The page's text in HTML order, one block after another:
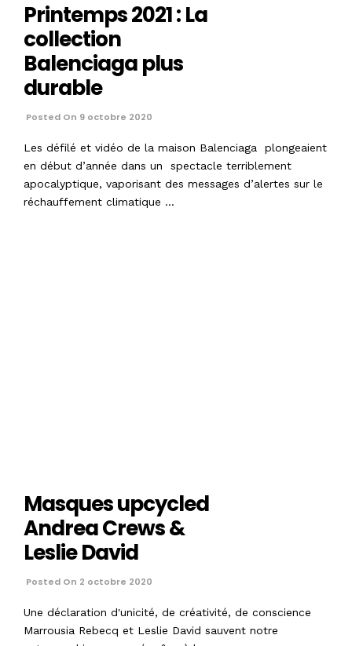
Printemps 2021 : La
collection
Balenciaga plus
durable
Posted On 9 octobre 2020
Les défilé et vidéo de la maison Balenciaga plongeaient
en début d’année dans un spectacle terriblement
apocalyptique, vaporisant des messages d’alertes sur le
réchauffement climatique …
Masques upcycled
Andrea Crews &
Leslie David
Posted On 2 octobre 2020
Une déclaration d'unicité, de créativité, de conscience
Marrousia Rebecq et Leslie David sauvent notre